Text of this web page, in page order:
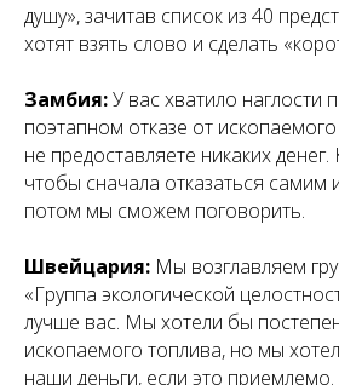
душу», зачитав список из 40
хотят взять слово и сделать
Замбия:У вас хватило наглости
поэтапном отказе от
не предоставляете никаких денег.
чтобы сначала отказаться самим
потом мы сможем поговорить.
Швейцария: Мы возглавляем
«Группа экологической
лучше вас. Мы хотели бы
ископаемого топлива, но мы
наши деньги, если это приемлемо.